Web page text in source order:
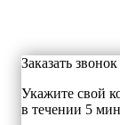
Заказать звонок
Укажите свой
в течении 5